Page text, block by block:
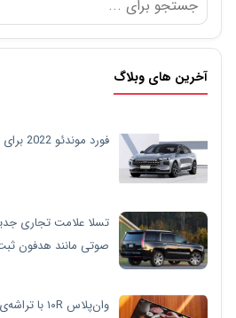
آخرین های وبلاگ
فورد موندئو 2022 برای بازار چین معرفی شد
تسلا علامت تجاری
صوتی مانند هدفون